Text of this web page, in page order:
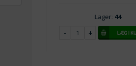
Lager: 44